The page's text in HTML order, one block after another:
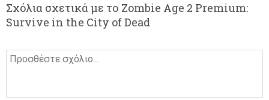
Σχόλια σχετικά με το Zombie Age 2 Premium:
Survive in the City of Dead